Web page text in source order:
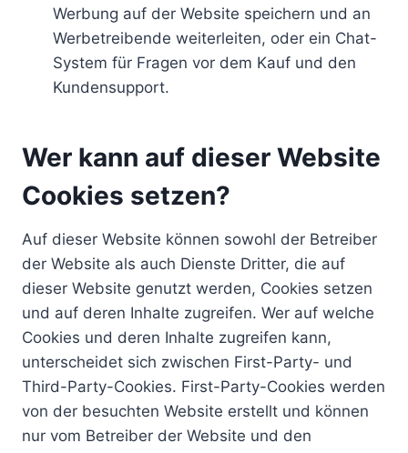
Werbung auf der Website speichern und an
Werbetreibende weiterleiten, oder ein Chat-
System für Fragen vor dem Kauf und den
Kundensupport.
Wer kann auf dieser Website
Cookies setzen?
Auf dieser Website können sowohl der Betreiber
der Website als auch Dienste Dritter, die auf
dieser Website genutzt werden, Cookies setzen
und auf deren Inhalte zugreifen. Wer auf welche
Cookies und deren Inhalte zugreifen kann,
unterscheidet sich zwischen First-Party- und
Third-Party-Cookies. First-Party-Cookies werden
von der besuchten Website erstellt und können
nur vom Betreiber der Website und den